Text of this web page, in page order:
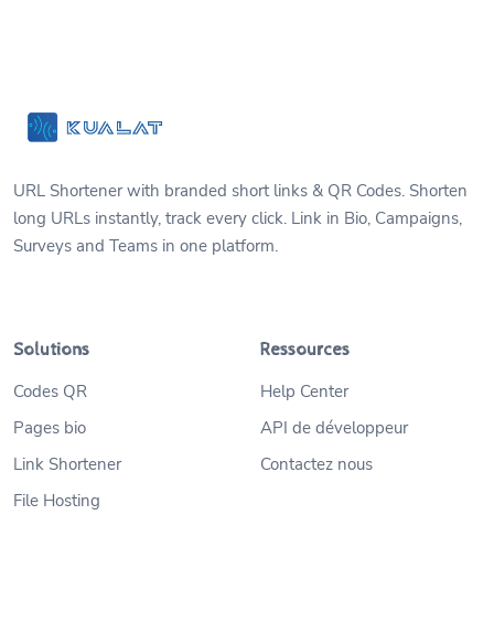
URL Shortener with branded short links & QR Codes. Shorten
long URLs instantly, track every click. Link in Bio, Campaigns,
Surveys and Teams in one platform.
Solutions
Codes QR
Pages bio
Link Shortener
File Hosting
Ressources
Help Center
API de développeur
Contactez nous